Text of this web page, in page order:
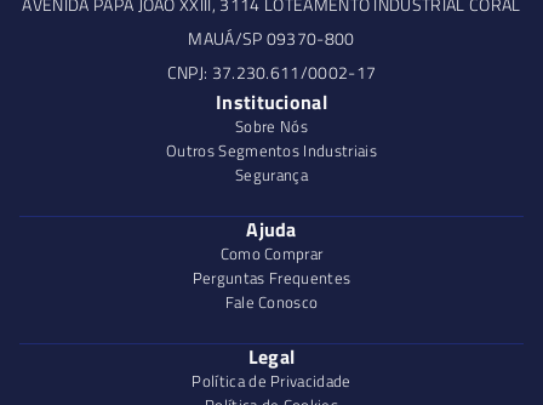
MAUÁ/SP 09370-800
CNPJ: 37.230.611/0002-17
Institucional
Sobre Nós
Outros Segmentos Industriais
Segurança
Ajuda
Como Comprar
Perguntas Frequentes
Fale Conosco
Legal
Política de Privacidade